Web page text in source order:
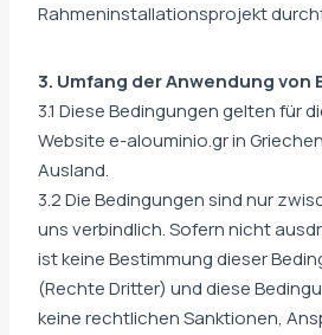
Rahmeninstallationsprojekt
3. Umfang der Anwendung von
3.1 Diese Bedingungen gelten für
Website e-alouminio.gr in
Ausland.
3.2 Die Bedingungen sind nur
uns verbindlich. Sofern nicht
ist keine Bestimmung dieser
(Rechte Dritter) und diese
keine rechtlichen Sanktionen,